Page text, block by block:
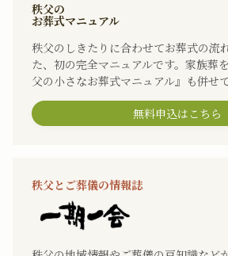
秩父の
お葬式マニュアル
秩父のしきたりに合わせてお葬式の流
た、初の完全マニュアルです。家族葬
父の小さなお葬式マニュアル』も併せ
無料申込はこちら
秩父とご葬儀の情報誌